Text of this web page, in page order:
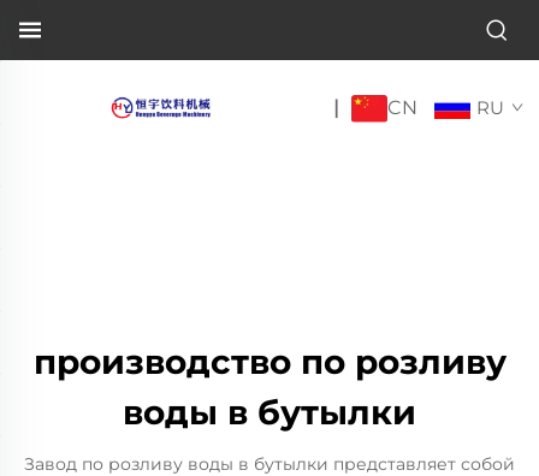
| CN RU
производство по розливу
воды в бутылки
Завод по розливу воды в бутылки представляет собой